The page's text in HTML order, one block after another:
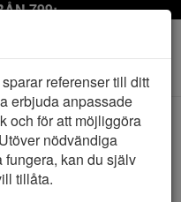
799:-
referenser till ditt
erbjuda anpassade
och för att möjliggöra
nödvändiga
fungera, kan du själv
tillåta.